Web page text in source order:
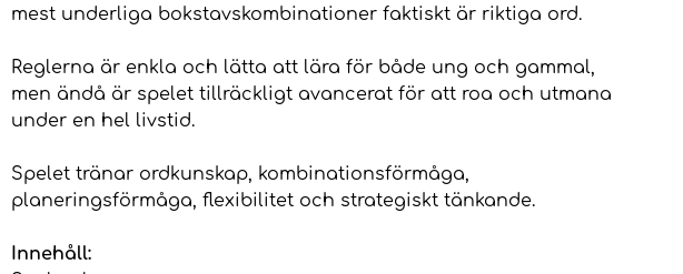
mest underliga bokstavskombinationer faktiskt är riktiga ord.
Reglerna är enkla och lätta att lära för både ung och gammal,
men ändå är spelet tillräckligt avancerat för att roa och utmana
under en hel livstid.
Spelet tränar ordkunskap, kombinationsförmåga,
planeringsförmåga, flexibilitet och strategiskt tänkande.
Innehåll: